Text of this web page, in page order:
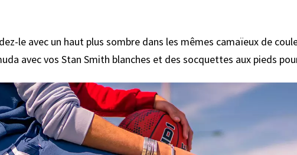
le avec un haut plus sombre dans les mêmes camaïeux de
avec vos Stan Smith blanches et des socquettes aux pieds